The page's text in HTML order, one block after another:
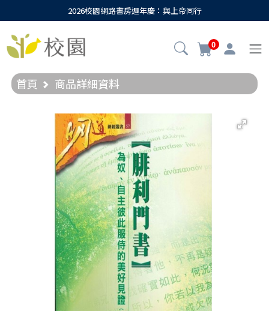
2026校園網路書房週年慶：與上帝同行
0
首頁 商品詳細資料